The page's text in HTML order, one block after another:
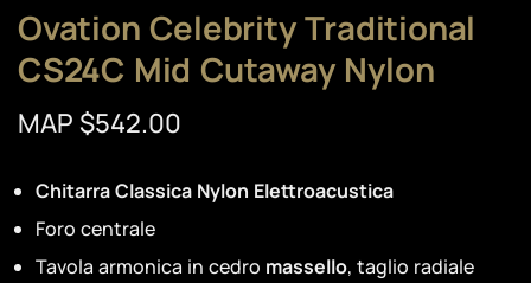
Ovation Celebrity Traditional
CS24C Mid Cutaway Nylon
MAP $542.00
Chitarra Classica Nylon Elettroacustica
Foro centrale
Tavola armonica in cedro massello, taglio radiale